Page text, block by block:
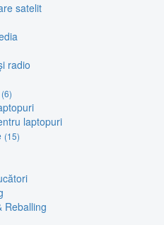
satelit
radio
(6)
laptopuri
(15)
Reballing